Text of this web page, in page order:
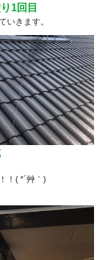
1回目
いきます。
！( *´艸｀)